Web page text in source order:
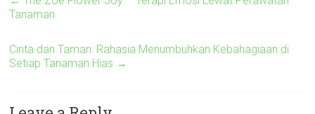
Tanaman
Cinta dan Taman: Rahasia Menumbuhkan Kebahagiaan di
Setiap Tanaman Hias →